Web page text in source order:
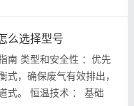
开关旋钮及接水盘...
么选择型号
南 类型和安全性 ：优先
式，确保废气有效排出，
式。 恒温技术 ： 基础